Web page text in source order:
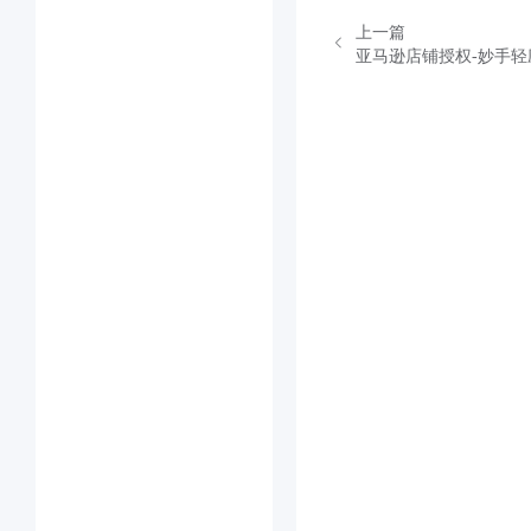
上一篇
亚马逊店铺授权-妙手轻